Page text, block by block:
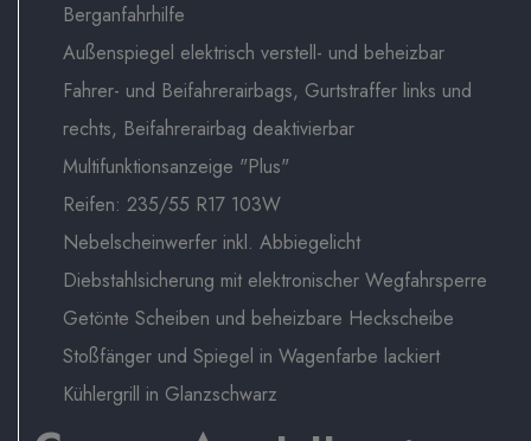
Berganfahrhilfe
Außenspiegel elektrisch verstell- und beheizbar
Fahrer- und Beifahrerairbags, Gurtstraffer links und
rechts, Beifahrerairbag deaktivierbar
Multifunktionsanzeige "Plus"
Reifen: 235/55 R17 103W
Nebelscheinwerfer inkl. Abbiegelicht
Diebstahlsicherung mit elektronischer Wegfahrsperre
Getönte Scheiben und beheizbare Heckscheibe
Stoßfänger und Spiegel in Wagenfarbe lackiert
Kühlergrill in Glanzschwarz